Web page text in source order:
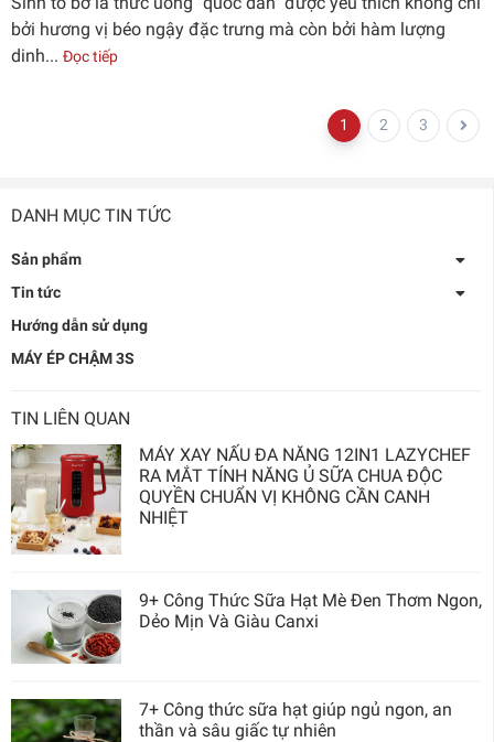
DANH MỤC TIN TỨC
Sản phẩm
Tin tức
Hướng dẫn sử dụng
MÁY ÉP CHẬM 3S
TIN LIÊN QUAN
MÁY XAY NẤU ĐA NĂNG 12IN1 LAZYCHEF
RA MẮT TÍNH NĂNG Ủ SỮA CHUA ĐỘC
QUYỀN CHUẨN VỊ KHÔNG CẦN CANH
NHIỆT
9+ Công Thức Sữa Hạt Mè Đen Thơm Ngon,
Dẻo Mịn Và Giàu Canxi
7+ Công thức sữa hạt giúp ngủ ngon, an
thần và sâu giấc tự nhiên
bởi hương vị béo ngậy đặc trưng mà còn bởi hàm lượng
dinh... Đọc tiếp
1 2 3